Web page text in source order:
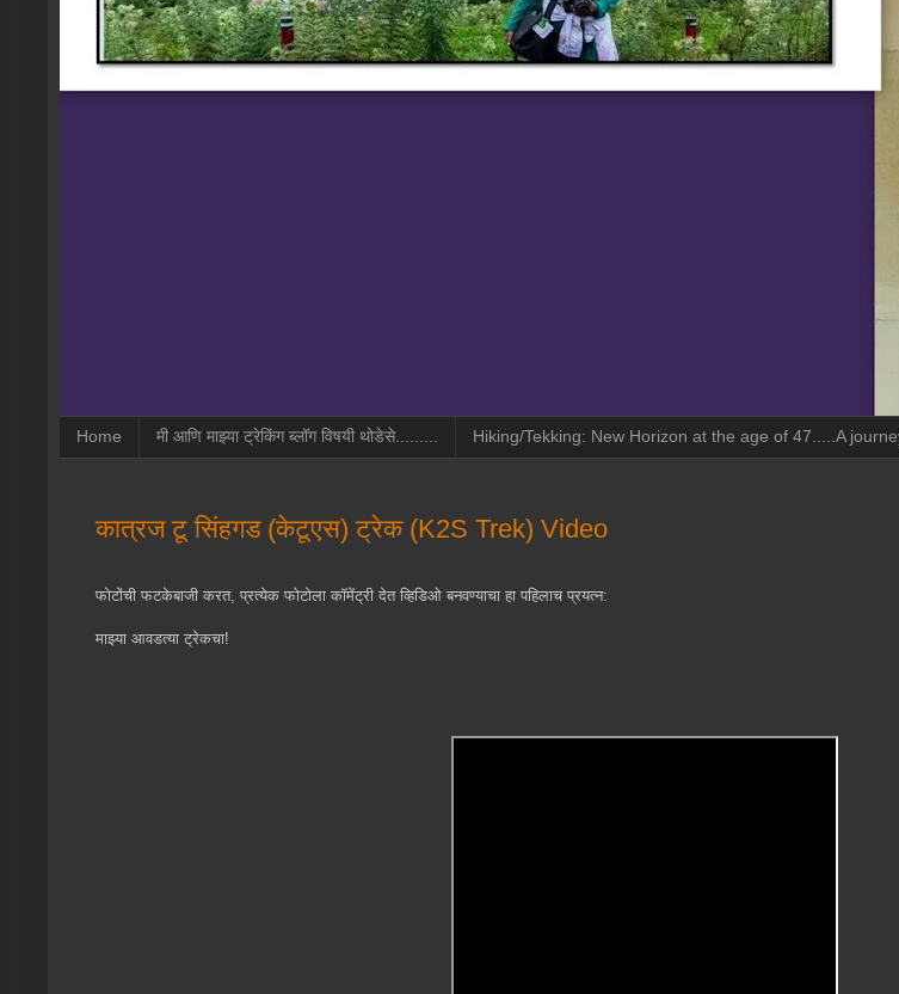
Home मी आणि माझ्या ट्रेकिंग ब्लॉग विषयी थोडेसे......... Hiking/Tekking: New Horizon at the age of 47.....A
कात्रज टू सिंहगड (केटूएस) ट्रेक (K2S Trek) Video
फोटोंची फटकेबाजी करत, प्रत्येक फोटोला कॉमेंट्री देत व्हिडिओ बनवण्याचा हा पहिलाच प्रयत्न:
माझ्या आवडत्या ट्रेकचा!